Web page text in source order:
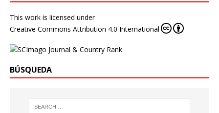
This work is licensed under
Creative Commons Attribution 4.0 International
BÚSQUEDA